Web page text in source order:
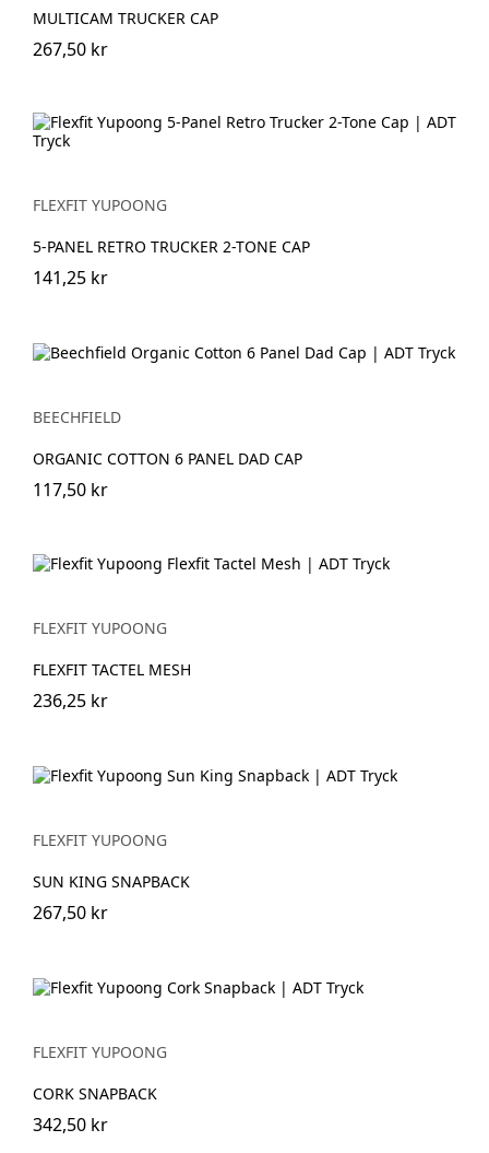
MULTICAM TRUCKER CAP
267,50 kr
FLEXFIT YUPOONG
5-PANEL RETRO TRUCKER 2-TONE CAP
141,25 kr
BEECHFIELD
ORGANIC COTTON 6 PANEL DAD CAP
117,50 kr
FLEXFIT YUPOONG
FLEXFIT TACTEL MESH
236,25 kr
FLEXFIT YUPOONG
SUN KING SNAPBACK
267,50 kr
FLEXFIT YUPOONG
CORK SNAPBACK
342,50 kr